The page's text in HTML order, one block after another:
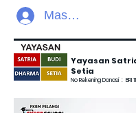
Masuk
Yayasan
Setia
No Rekening Donasi : BRI